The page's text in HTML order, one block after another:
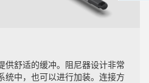
供舒适的缓冲。阻尼器设计非常
统中，也可以进行加装。连接方